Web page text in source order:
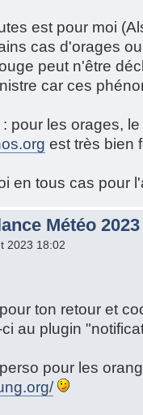
est pour moi
cas d'orages
peut n'être
car ces
pour les orages, le
est très bien
en tous cas pour
Météo 2023
2023 18:02
ton retour et
au plugin
pour les